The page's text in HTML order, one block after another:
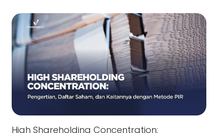
High Shareholding Concentration: